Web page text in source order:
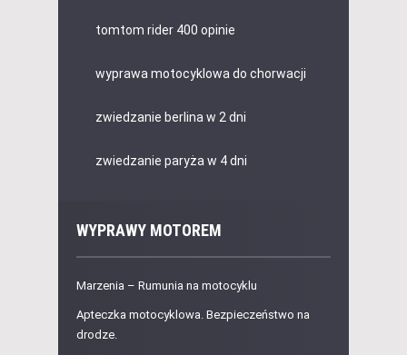
tomtom rider 400 opinie
wyprawa motocyklowa do chorwacji
zwiedzanie berlina w 2 dni
zwiedzanie paryża w 4 dni
WYPRAWY MOTOREM
Marzenia – Rumunia na motocyklu
Apteczka motocyklowa. Bezpieczeństwo na
drodze.